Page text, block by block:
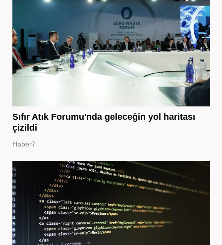
Sıfır Atık Forumu'nda geleceğin yol haritası
çizildi
Haber7